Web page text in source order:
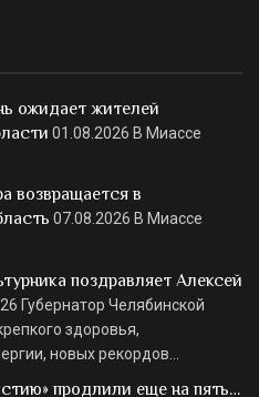
ожидает жителей
01.08.2026 В Миассе
возвращается в
07.08.2026 В Миассе
поздравляет Алексей
Губернатор Челябинской
здоровья,
новых рекордов…
продлили еще на пять…